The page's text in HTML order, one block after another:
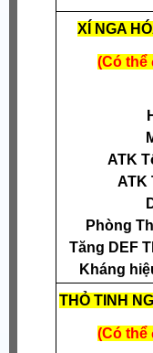
XÍ NGA
(Có thể
ATK
ATK
Phòng
Tăng DEF
Kháng
THỎ TINH
(Có thể